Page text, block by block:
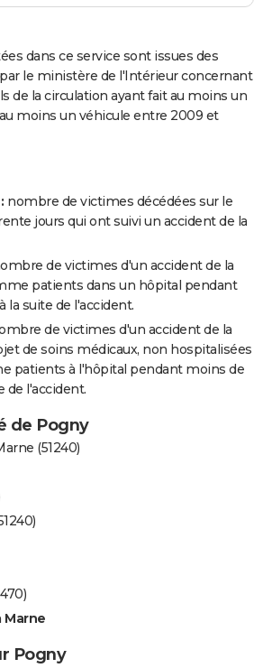
dans ce service sont issues des
le ministère de l'Intérieur concernant
de la circulation ayant fait au moins un
moins un véhicule entre 2009 et
nombre de victimes décédées sur le
jours qui ont suivi un accident de la
de victimes d'un accident de la
patients dans un hôpital pendant
la suite de l'accident.
de victimes d'un accident de la
de soins médicaux, non hospitalisées
patients à l'hôpital pendant moins de
de l'accident.
de Pogny
(51240)
Marne
Pogny